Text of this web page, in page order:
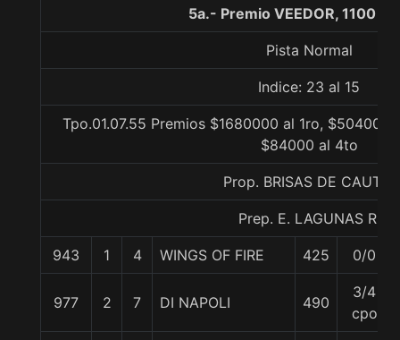
5a.- Premio VEEDOR, 1100
Pista Normal
Indice: 23 al 15
Tpo.01.07.55 Premios $1680000 al 1ro,
$84000 al 4to
Prop. BRISAS DE CAUTIN
Prep. E. LAGUNAS R.
943 1 4 WINGS OF FIRE 425 0/0
977 2 7 DI NAPOLI 490
3/4
cpo